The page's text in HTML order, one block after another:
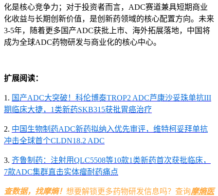
化是核心竞争力；对于投资者而言，ADC赛道兼具短期商业
化收益与长期创新价值，是创新药领域的核心配置方向。未来
3-5年，随着更多国产ADC获批上市、海外拓展落地，中国将
成为全球ADC药物研发与商业化的核心中心。
扩展阅读：
1. 国产ADC大突破！科伦博泰TROP2 ADC芦康沙妥珠单抗III
期临床大捷，1类新药SKB315获批胃癌治疗
2. 中国生物制药ADC新药拟纳入优先审评，维特柯妥拜单抗
冲击全球首个CLDN18.2 ADC
3. 齐鲁制药：注射用QLC5508等10款1类新药首次获批临床，
7款ADC集群直击实体瘤耐药痛点
查数据，找摩熵！ 想要解锁更多药物研发信息吗？查询摩熵医